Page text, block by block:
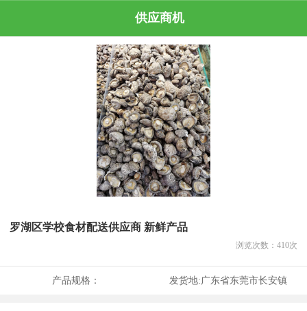
供应商机
罗湖区学校食材配送供应商 新鲜产品
浏览次数： 410次
产品规格： 发货地:广东省东莞市长安镇